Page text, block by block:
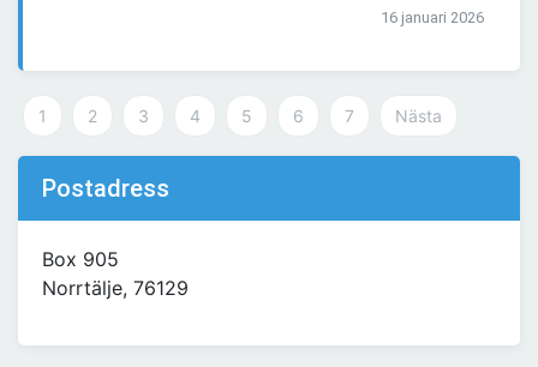
16 januari 2026
1 2 3 4 5 6 7 Nästa
Postadress
Box 905
Norrtälje, 76129